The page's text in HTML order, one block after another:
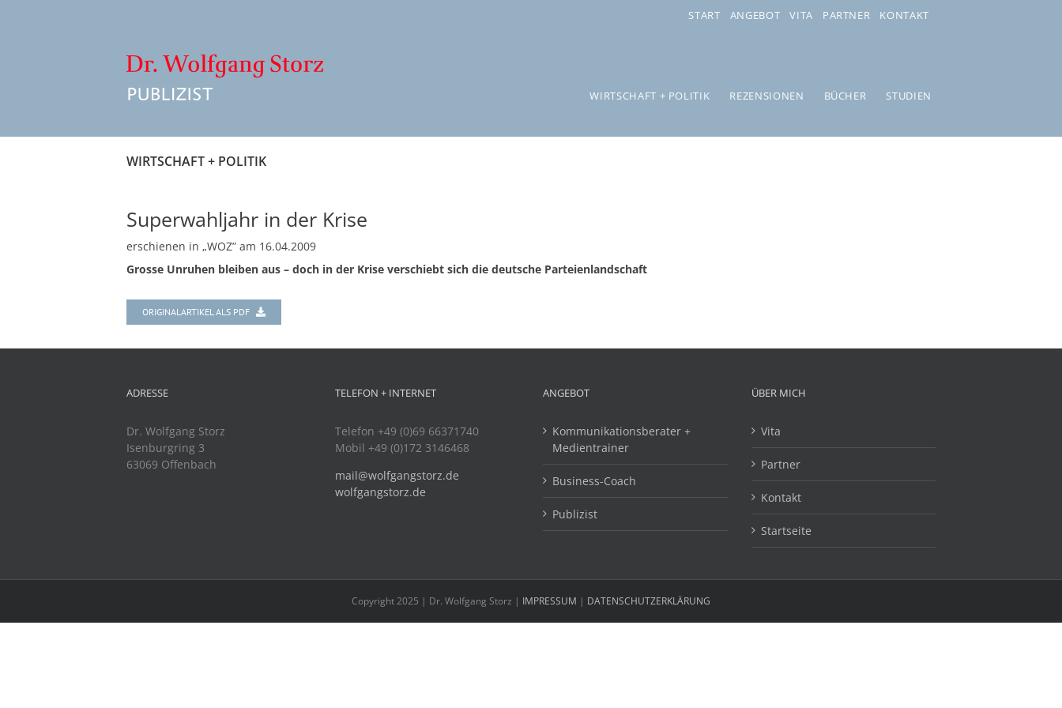
START ANGEBOT VITA PARTNER KONTAKT
WIRTSCHAFT + POLITIK REZENSIONEN BÜCHER STUDIEN
WIRTSCHAFT + POLITIK
Superwahljahr in der Krise
erschienen in „WOZ” am 16.04.2009
Grosse Unruhen bleiben aus – doch in der Krise verschiebt sich die deutsche Parteienlandschaft
ORIGINALARTIKEL ALS PDF
ADRESSE
Dr. Wolfgang Storz
Isenburgring 3
63069 Offenbach
TELEFON + INTERNET
Telefon +49 (0)69 66371740
Mobil +49 (0)172 3146468
mail@wolfgangstorz.de
wolfgangstorz.de
ANGEBOT
Kommunikationsberater +
Medientrainer
Business-Coach
Publizist
ÜBER MICH
Vita
Partner
Kontakt
Startseite
Copyright 2025 | Dr. Wolfgang Storz | IMPRESSUM | DATENSCHUTZERKLÄRUNG